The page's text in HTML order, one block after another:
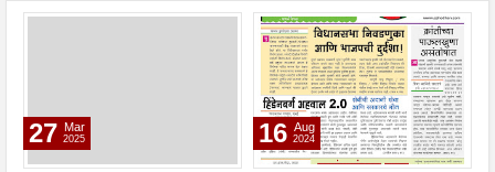
16 Aug
2024 09 Aug
2024